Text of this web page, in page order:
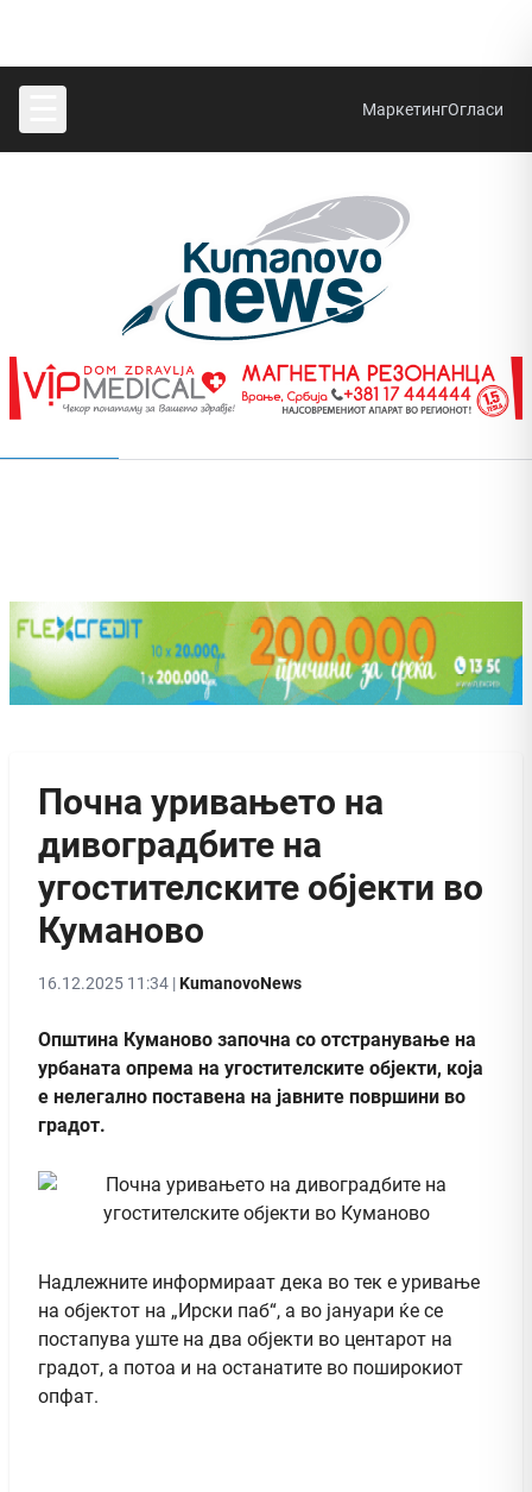
МаркетингОгласи
Почна уривањето на
дивоградбите на
угостителските објекти во
Куманово
16.12.2025 11:34 |KumanovoNews
Општина Куманово започна со отстранување на
урбаната опрема на угостителските објекти, која
е нелегално поставена на јавните површини во
градот.
Надлежните информираат дека во тек е уривање
на објектот на „Ирски паб“, а во јануари ќе се
постапува уште на два објекти во центарот на
градот, а потоа и на останатите во поширокиот
опфат.